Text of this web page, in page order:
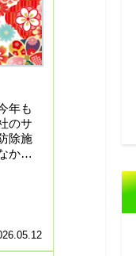
年も
のサ
除施
かた